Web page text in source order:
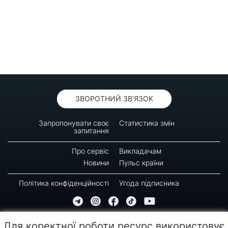
ЗВОРОТНИЙ ЗВ'ЯЗОК
Запропонувати своє
запитання
Статистика змін
Про сервіс
Викладачам
Новини
Пульс країни
Політика конфіденційності Угода підписника